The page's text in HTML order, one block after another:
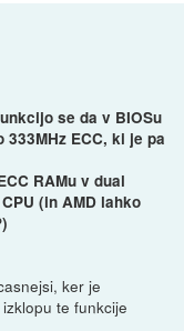
se da v BIOSu
ECC, ki je pa
RAMu v dual
(in AMD lahko
ker je
te funkcije